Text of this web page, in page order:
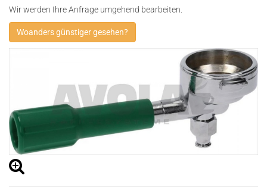
Wir werden Ihre Anfrage umgehend bearbeiten.
Woanders günstiger gesehen?